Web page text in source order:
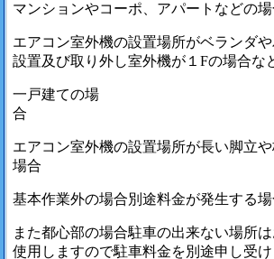
マンションやコーポ、アパートなどの場
エアコン室外機の設置場所がベランダ
設置及び取り外し室外機が１Fの場合な
一戸建ての場
エアコン室外機の設置場所が長い脚立
場合
基本作業外の場合別途料金が発生する場
また都心部の場合駐車の出来ない場所
使用しますので駐車料金を別途申し受